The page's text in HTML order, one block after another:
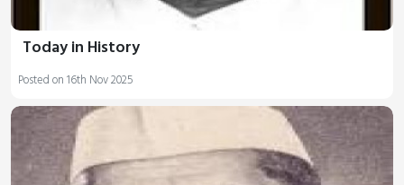
Today in History
Posted on 16th Nov 2025